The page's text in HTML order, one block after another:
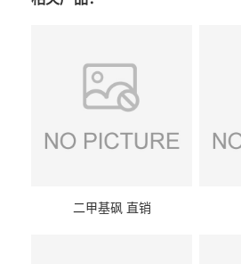
二甲基砜 直销